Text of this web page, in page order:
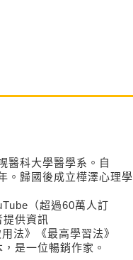
醫科大學醫學系。自
。歸國後成立樺澤心理學
（超過60萬人訂
供資訊
法》《最高學習法》
是一位暢銷作家。